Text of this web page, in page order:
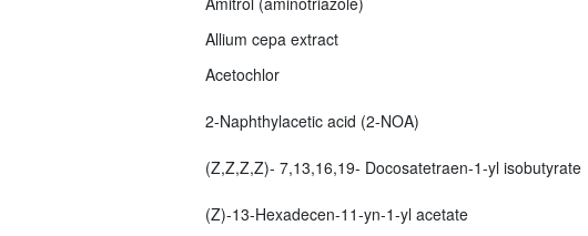
Allium cepa extract
Acetochlor
2-Naphthylacetic acid (2-NOA)
(Z,Z,Z,Z)- 7,13,16,19- Docosatetraen-1-yl isobutyrate
(Z)-13-Hexadecen-11-yn-1-yl acetate